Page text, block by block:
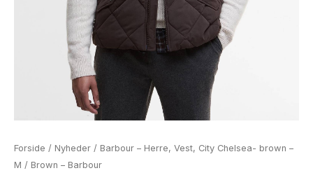
Forside / Nyheder / Barbour – Herre, Vest, City Chelsea- brown –
M / Brown – Barbour